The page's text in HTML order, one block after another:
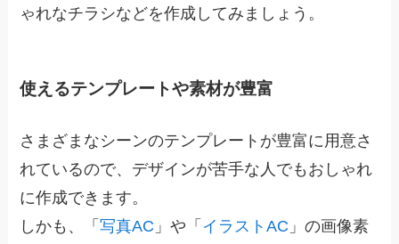
ゃれなチラシなどを作成してみましょう。
使えるテンプレートや素材が豊富
さまざまなシーンのテンプレートが豊富に用意さ
れているので、デザインが苦手な人でもおしゃれ
に作成できます。
しかも、「写真AC 」や「 イラストAC 」の画像素